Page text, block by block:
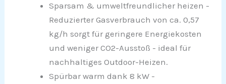
Sparsam & umweltfreundlicher heizen -
Reduzierter Gasverbrauch von ca. 0,57
kg/h sorgt für geringere Energiekosten
und weniger CO2-Ausstoß - ideal für
nachhaltiges Outdoor-Heizen.
Spürbar warm dank 8 kW -